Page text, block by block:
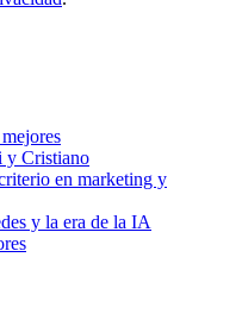
y Cristiano
en marketing y
y la era de la IA